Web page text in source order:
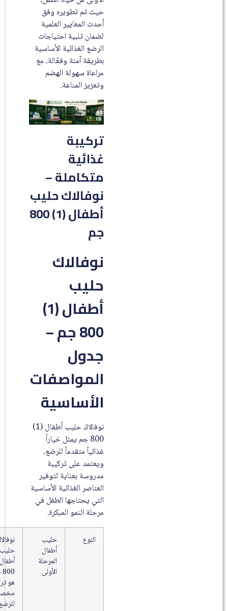
حيث تم تطويره وفق
أحدث المعايير العلمية
لضمان تلبية احتياجات
الرضع الغذائية الأساسية
بطريقة آمنة وفعّالة، مع
مراعاة سهولة الهضم
وتعزيز المناعة.
تركيبة
غذائية
متكاملة –
نوفالاك حليب
أطفال (1) 800
نوفالاك
حليب
أطفال (1)
800 جم –
جدول
المواصفات
الأساسية
نوفالاك حليب أطفال (1)
800 جم يمثل خياراً
غذائياً متقدماً للرضع،
ويعتمد على تركيبة
مدروسة بعناية لتوفير
العناصر الغذائية الأساسية
التي يحتاجها الطفل في
مرحلة النمو المبكرة.
أطفال (1)
800 جم
هو تركيبة
مخصصة
للرضع منذ